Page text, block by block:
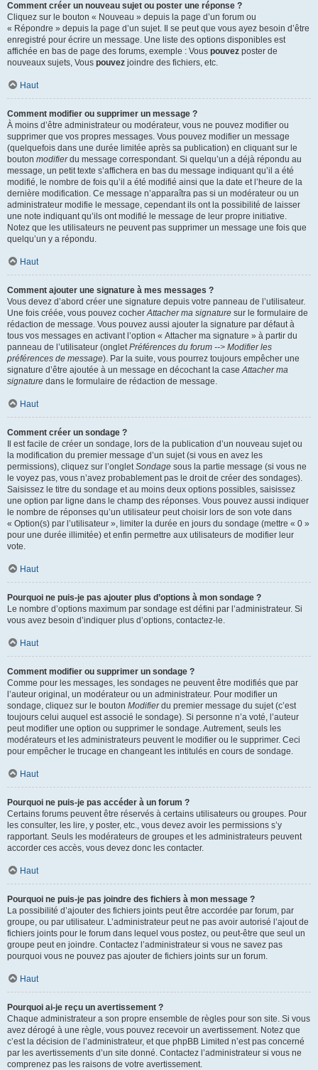
Comment créer un nouveau sujet ou poster une réponse ?
Cliquez sur le bouton « Nouveau » depuis la page d’un forum ou
« Répondre » depuis la page d’un sujet. Il se peut que vous ayez besoin d’être
enregistré pour écrire un message. Une liste des options disponibles est
affichée en bas de page des forums, exemple : Vous pouvez poster de
nouveaux sujets, Vous pouvez joindre des fichiers, etc.
Haut
Comment modifier ou supprimer un message ?
À moins d’être administrateur ou modérateur, vous ne pouvez modifier ou
supprimer que vos propres messages. Vous pouvez modifier un message
(quelquefois dans une durée limitée après sa publication) en cliquant sur le
bouton modifierdu message correspondant. Si quelqu’un a déjà répondu au
message, un petit texte s’affichera en bas du message indiquant qu’il a été
modifié, le nombre de fois qu’il a été modifié ainsi que la date et l’heure de la
dernière modification. Ce message n’apparaîtra pas si un modérateur ou un
administrateur modifie le message, cependant ils ont la possibilité de laisser
une note indiquant qu’ils ont modifié le message de leur propre initiative.
Notez que les utilisateurs ne peuvent pas supprimer un message une fois que
quelqu’un y a répondu.
Haut
Comment ajouter une signature à mes messages ?
Vous devez d’abord créer une signature depuis votre panneau de l’utilisateur.
Une fois créée, vous pouvez cocherAttacher ma signature sur le formulaire de
rédaction de message. Vous pouvez aussi ajouter la signature par défaut à
tous vos messages en activant l’option « Attacher ma signature » à partir du
panneau de l’utilisateur (ongletPréférences du forum --> Modifier les
préférences de message). Par la suite, vous pourrez toujours empêcher une
signature d’être ajoutée à un message en décochant la caseAttacher ma
signature dans le formulaire de rédaction de message.
Haut
Comment créer un sondage ?
Il est facile de créer un sondage, lors de la publication d’un nouveau sujet ou
la modification du premier message d’un sujet (si vous en avez les
permissions), cliquez sur l’ongletSondage sous la partie message (si vous ne
le voyez pas, vous n’avez probablement pas le droit de créer des sondages).
Saisissez le titre du sondage et au moins deux options possibles, saisissez
une option par ligne dans le champ des réponses. Vous pouvez aussi indiquer
le nombre de réponses qu’un utilisateur peut choisir lors de son vote dans
« Option(s) par l’utilisateur », limiter la durée en jours du sondage (mettre « 0 »
pour une durée illimitée) et enfin permettre aux utilisateurs de modifier leur
vote.
Haut
Pourquoi ne puis-je pas ajouter plus d’options à mon sondage ?
Le nombre d’options maximum par sondage est défini par l’administrateur. Si
vous avez besoin d’indiquer plus d’options, contactez-le.
Haut
Comment modifier ou supprimer un sondage ?
Comme pour les messages, les sondages ne peuvent être modifiés que par
l’auteur original, un modérateur ou un administrateur. Pour modifier un
sondage, cliquez sur le bouton Modifierdu premier message du sujet (c’est
toujours celui auquel est associé le sondage). Si personne n’a voté, l’auteur
peut modifier une option ou supprimer le sondage. Autrement, seuls les
modérateurs et les administrateurs peuvent le modifier ou le supprimer. Ceci
pour empêcher le trucage en changeant les intitulés en cours de sondage.
Haut
Pourquoi ne puis-je pas accéder à un forum ?
Certains forums peuvent être réservés à certains utilisateurs ou groupes. Pour
les consulter, les lire, y poster, etc., vous devez avoir les permissions s’y
rapportant. Seuls les modérateurs de groupes et les administrateurs peuvent
accorder ces accès, vous devez donc les contacter.
Haut
Pourquoi ne puis-je pas joindre des fichiers à mon message ?
La possibilité d’ajouter des fichiers joints peut être accordée par forum, par
groupe, ou par utilisateur. L’administrateur peut ne pas avoir autorisé l’ajout de
fichiers joints pour le forum dans lequel vous postez, ou peut-être que seul un
groupe peut en joindre. Contactez l’administrateur si vous ne savez pas
pourquoi vous ne pouvez pas ajouter de fichiers joints sur un forum.
Haut
Pourquoi ai-je reçu un avertissement ?
Chaque administrateur a son propre ensemble de règles pour son site. Si vous
avez dérogé à une règle, vous pouvez recevoir un avertissement. Notez que
c’est la décision de l’administrateur, et que phpBB Limited n’est pas concerné
par les avertissements d’un site donné. Contactez l’administrateur si vous ne
comprenez pas les raisons de votre avertissement.